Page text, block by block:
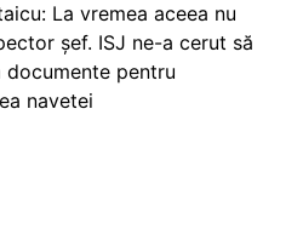
La vremea aceea nu
șef. ISJ ne-a cerut să
documente pentru
navetei